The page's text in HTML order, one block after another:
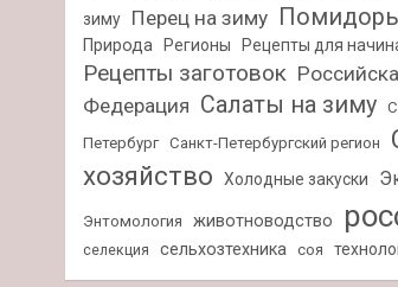
зиму
Перец на зиму
Природа Регионы Рецепты для
Рецепты заготовок
Федерация Салаты на зиму
Петербург Санкт-Петербургский регион
хозяйство
Холодные закуски
Энтомология животноводство
селекция сельхозтехника соя